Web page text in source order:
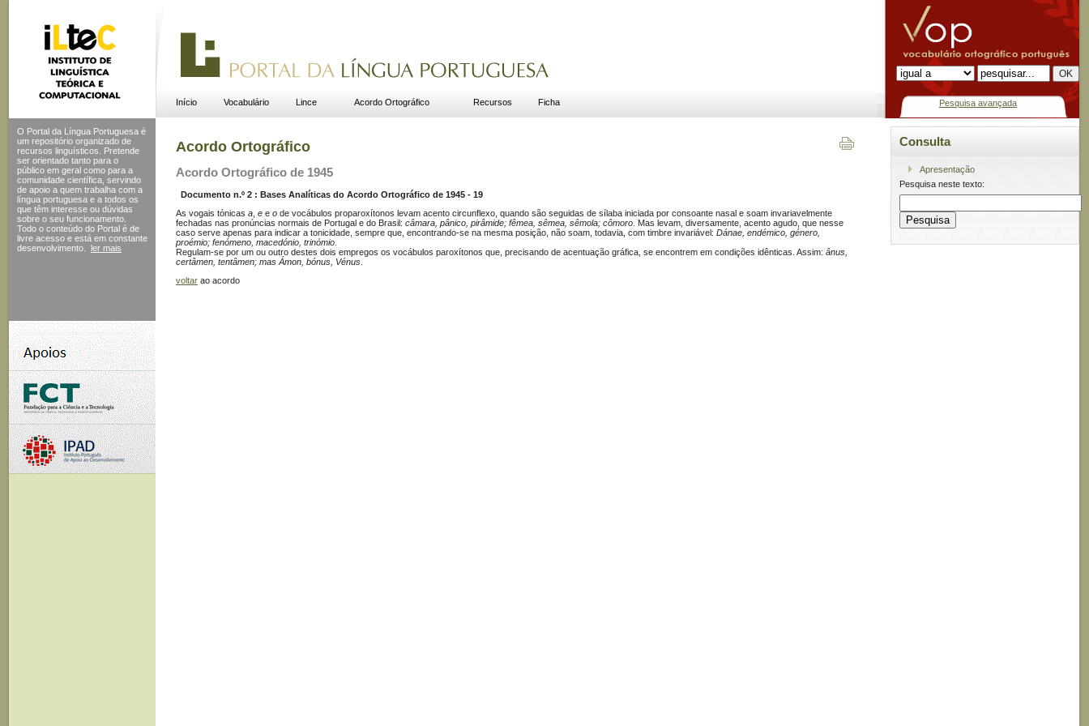
Início Vocabulário Lince Acordo Ortográfico Recursos Ficha Pesquisa avançada
O Portal da Língua Portuguesa é
um repositório organizado de
recursos linguísticos. Pretende
ser orientado tanto para o
público em geral como para a
comunidade científica, servindo
de apoio a quem trabalha com a
língua portuguesa e a todos os
que têm interesse ou dúvidas
sobre o seu funcionamento.
Todo o conteúdo do Portal é de
livre acesso e está em constante
desenvolvimento.
ler mais
Acordo Ortográfico
Acordo Ortográfico de 1945
Documento n.º 2 : Bases Analíticas do Acordo Ortográfico de 1945 - 19
As vogais tónicas a e e o de vocábulos proparoxítonos levam acento circunflexo, quando são seguidas de sílaba iniciada por consoante nasal e soam invariavelmente
fechadas nas pronúncias normais de Portugal e do Brasil: câmara, pânico, pirâmide; fêmea, sêmea, sêmola; cômoro . Mas levam, diversamente, acento agudo, que nesse
caso serve apenas para indicar a tonicidade, sempre que, encontrando-se na mesma posição, não soam, todavia, com timbre invariável: Dánae, endémico, género,
proémio; fenómeno, macedónio, trinómio
Regulam-se por um ou outro destes dois empregos os vocábulos paroxítonos que, precisando de acentuação gráfica, se encontrem em condições idênticas. Assim: ânus,
certâmen, tentâmen; mas Ámon, bónus, Vénus
voltar ao acordo
Consulta
Apresentação
Pesquisa neste texto: